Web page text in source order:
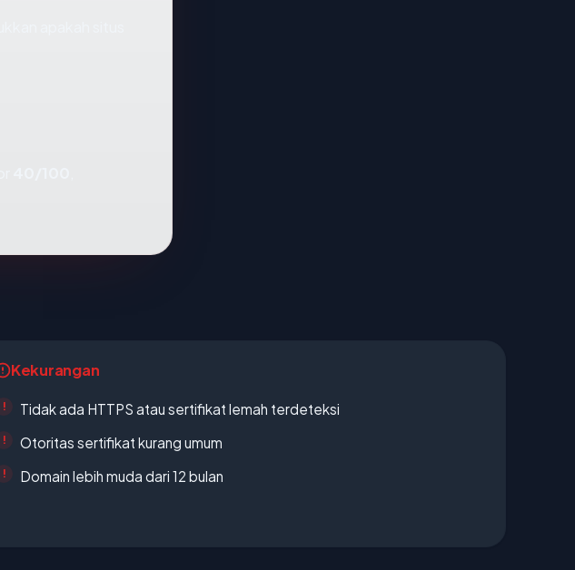
Kekurangan
Tidak ada HTTPS atau sertifikat lemah terdeteksi
Otoritas sertifikat kurang umum
Domain lebih muda dari 12 bulan